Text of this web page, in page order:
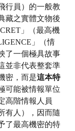
行員）的一般教
藏之實體文物後
」（最高機
」（情
了一個極具故事
並非代表整套準
密，而是這本特
可能被情報單位
高階情報人員
有人），因而隨
了最高機密的特